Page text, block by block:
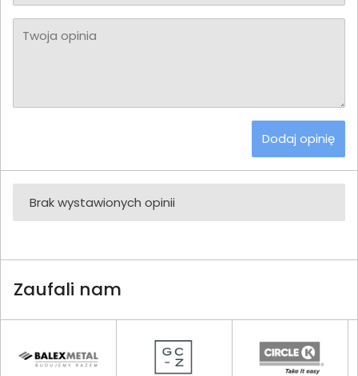
Twoja opinia
Dodaj opinię
Brak wystawionych opinii
Zaufali nam